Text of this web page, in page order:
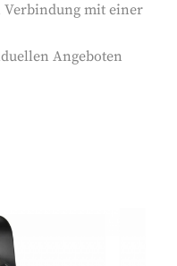
Verbindung mit einer
Angeboten